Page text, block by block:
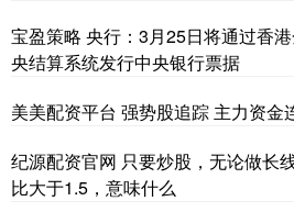
宝盈策略 央行：3月25日将通过香
央结算系统发行中央银行票据
美美配资平台 强势股追踪 主力资金
纪源配资官网 只要炒股，无论做长
比大于1.5，意味什么